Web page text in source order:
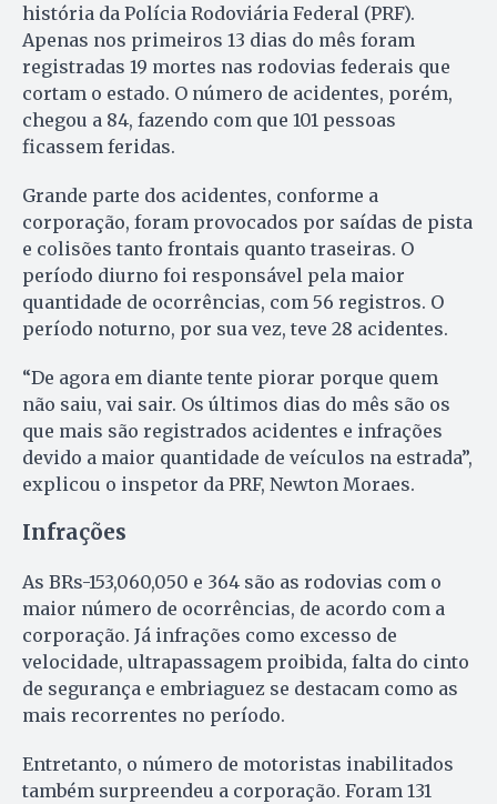
história da Polícia Rodoviária Federal (PRF).
Apenas nos primeiros 13 dias do mês foram
registradas 19 mortes nas rodovias federais que
cortam o estado. O número de acidentes, porém,
chegou a 84, fazendo com que 101 pessoas
ficassem feridas.
Grande parte dos acidentes, conforme a
corporação, foram provocados por saídas de pista
e colisões tanto frontais quanto traseiras. O
período diurno foi responsável pela maior
quantidade de ocorrências, com 56 registros. O
período noturno, por sua vez, teve 28 acidentes.
“De agora em diante tente piorar porque quem
não saiu, vai sair. Os últimos dias do mês são os
que mais são registrados acidentes e infrações
devido a maior quantidade de veículos na estrada”,
explicou o inspetor da PRF, Newton Moraes.
Infrações
As BRs-153,060,050 e 364 são as rodovias com o
maior número de ocorrências, de acordo com a
corporação. Já infrações como excesso de
velocidade, ultrapassagem proibida, falta do cinto
de segurança e embriaguez se destacam como as
mais recorrentes no período.
Entretanto, o número de motoristas inabilitados
também surpreendeu a corporação. Foram 131